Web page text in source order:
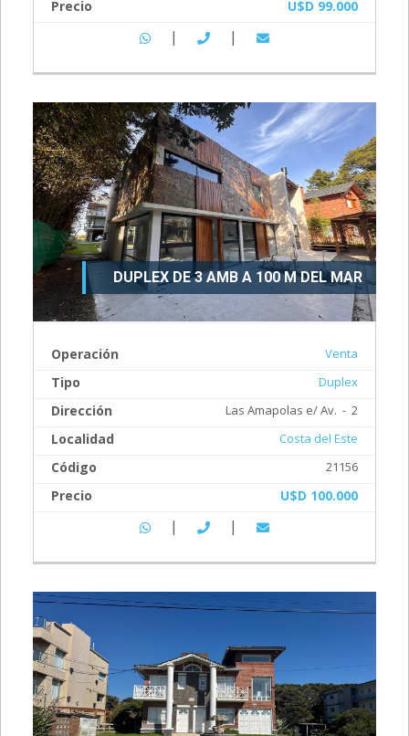
Precio U$D 99.000
| |
DUPLEX DE 3 AMB A 100 M DEL MAR
Operación Venta
Tipo Duplex
Dirección Las Amapolas e/ Av. - 2
Localidad Costa del Este
Código 21156
Precio U$D 100.000
| |